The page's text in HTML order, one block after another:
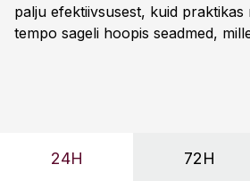
palju efektiivsusest, kuid praktikas
tempo sageli hoopis seadmed,
24H 72H